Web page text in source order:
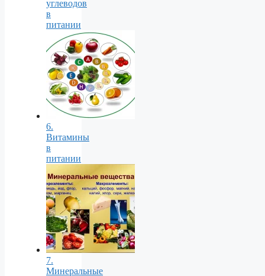
углеводов
в
питании
6.
Витамины
в
питании
7.
Минеральные